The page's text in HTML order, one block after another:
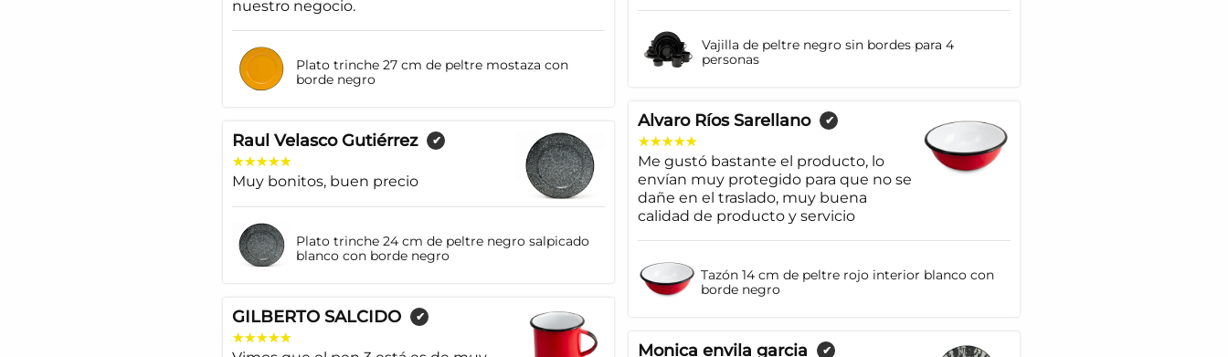
nuestro negocio.
Plato trinche 27 cm de peltre mostaza con
borde negro
Vajilla de peltre negro sin bordes para 4
personas
Raul Velasco Gutiérrez ✔
Muy bonitos, buen precio
Plato trinche 24 cm de peltre negro salpicado
blanco con borde negro
Alvaro Ríos Sarellano ✔
Me gustó bastante el producto, lo
envían muy protegido para que no se
dañe en el traslado, muy buena
calidad de producto y servicio
Tazón 14 cm de peltre rojo interior blanco con
borde negro
GILBERTO SALCIDO ✔
Monica envila garcia ✔